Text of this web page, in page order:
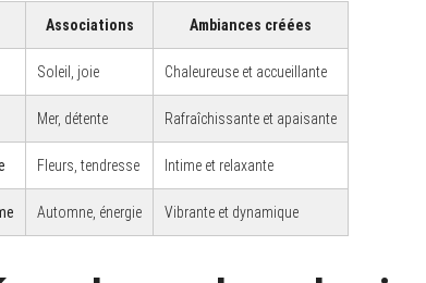
Associations Ambiances créées
Soleil, joie Chaleureuse et accueillante
Mer, détente Rafraîchissante et apaisante
Fleurs, tendresse Intime et relaxante
Automne, énergie Vibrante et dynamique